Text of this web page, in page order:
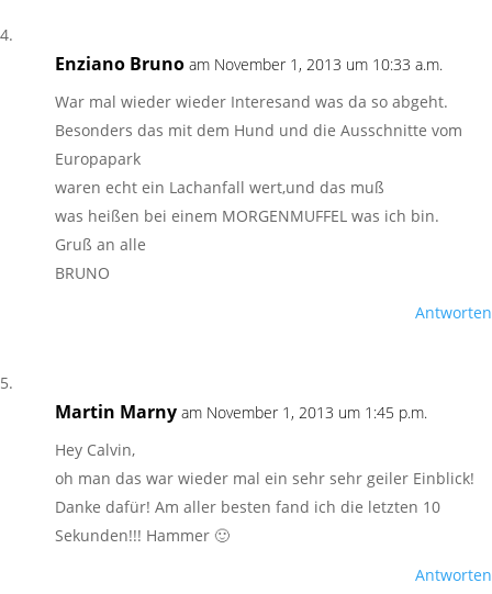
Enziano Bruno am November 1, 2013 um 10:33 a.m.
War mal wieder wieder Interesand was da so abgeht.
Besonders das mit dem Hund und die Ausschnitte vom
Europapark
waren echt ein Lachanfall wert,und das muß
was heißen bei einem MORGENMUFFEL was ich bin.
Gruß an alle
BRUNO
Antworten
Martin Marny am November 1, 2013 um 1:45 p.m.
Hey Calvin,
oh man das war wieder mal ein sehr sehr geiler Einblick!
Danke dafür! Am aller besten fand ich die letzten 10
Sekunden!!! Hammer 🙂
Antworten